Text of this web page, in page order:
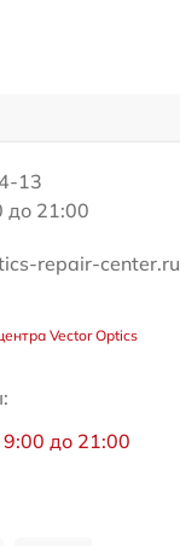
13
до 21:00
repair-center.ru
Vector Optics
до 21:00